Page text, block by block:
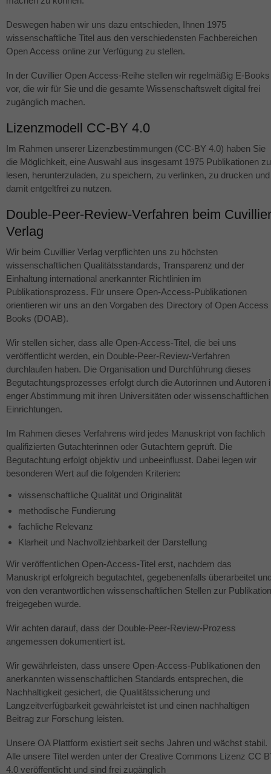
Deswegen haben wir uns dazu entschieden, Ihnen 1975
wissenschaftliche Titel aus den verschiedensten Fachbereichen
Open Access online zur Verfügung zu stellen.
In der Cuvillier Open Access-Reihe stellen wir regelmäßig E-Books
vor, die wir für Sie und die gesamte Wissenschaftswelt digital frei
zugänglich machen.
Lizenzmodell CC-BY 4.0
Im Rahmen unserer Lizenzbestimmungen (CC-BY 4.0) haben Sie
die Möglichkeit, eine Auswahl aus insgesamt 1975 Publikationen zu
lesen, herunterzuladen, zu speichern, zu verlinken, zu drucken und
damit entgeltfrei zu nutzen.
Double-Peer-Review-Verfahren beim Cuvillier
Verlag
Wir beim Cuvillier Verlag verpflichten uns zu höchsten
wissenschaftlichen Qualitätsstandards, Transparenz und der
Einhaltung international anerkannter Richtlinien im
Publikationsprozess. Für unsere Open-Access-Publikationen
orientieren wir uns an den Vorgaben des Directory of Open Access
Books (DOAB).
Wir stellen sicher, dass alle Open-Access-Titel, die bei uns
veröffentlicht werden, ein Double-Peer-Review-Verfahren
durchlaufen haben. Die Organisation und Durchführung dieses
Begutachtungsprozesses erfolgt durch die Autorinnen und Autoren
enger Abstimmung mit ihren Universitäten oder wissenschaftlichen
Einrichtungen.
Im Rahmen dieses Verfahrens wird jedes Manuskript von fachlich
qualifizierten Gutachterinnen oder Gutachtern geprüft. Die
Begutachtung erfolgt objektiv und unbeeinflusst. Dabei legen wir
besonderen Wert auf die folgenden Kriterien:
wissenschaftliche Qualität und Originalität
methodische Fundierung
fachliche Relevanz
Klarheit und Nachvollziehbarkeit der Darstellung
Wir veröffentlichen Open-Access-Titel erst, nachdem das
Manuskript erfolgreich begutachtet, gegebenenfalls überarbeitet
von den verantwortlichen wissenschaftlichen Stellen zur Publikation
freigegeben wurde.
Wir achten darauf, dass der Double-Peer-Review-Prozess
angemessen dokumentiert ist.
Wir gewährleisten, dass unsere Open-Access-Publikationen den
anerkannten wissenschaftlichen Standards entsprechen, die
Nachhaltigkeit gesichert, die Qualitätssicherung und
Langzeitverfügbarkeit gewährleistet ist und einen nachhaltigen
Beitrag zur Forschung leisten.
Unsere OA Plattform existiert seit sechs Jahren und wächst stabil.
Alle unsere Titel werden unter der Creative Commons Lizenz CC
4.0 veröffentlicht und sind frei zugänglich